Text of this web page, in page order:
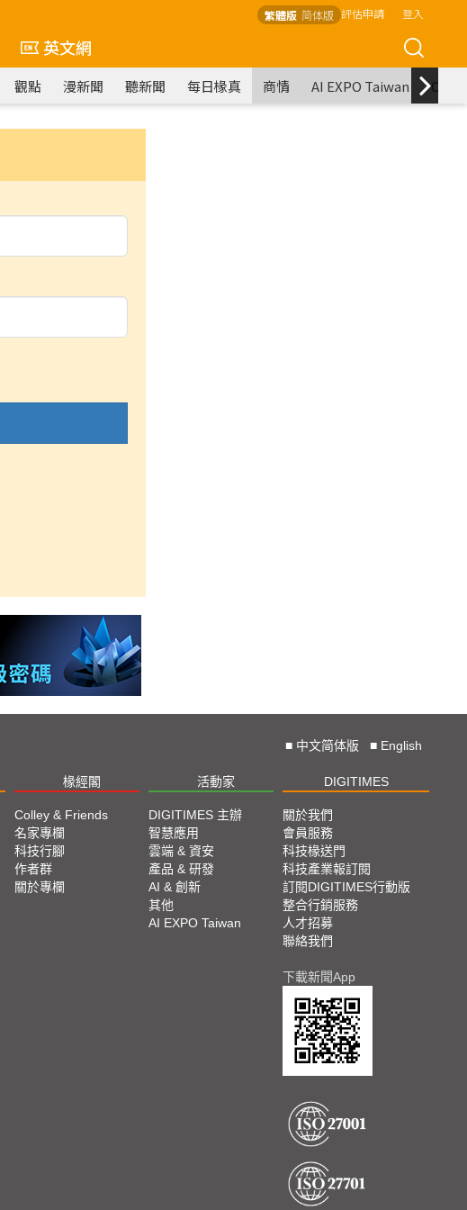
繁體版 简体版 評估申請 登入
英文網
觀點 漫新聞 聽新聞 每日椽真 商情 AI EXPO Taiwan
■ 中文简体版 ■ English
椽經閣 活動家 DIGITIMES
Colley & Friends
名家專欄
科技行腳
作者群
關於專欄
DIGITIMES 主辦
智慧應用
雲端 & 資安
產品 & 研發
AI & 創新
其他
AI EXPO Taiwan
關於我們
會員服務
科技椽送門
科技產業報訂閱
訂閱DIGITIMES行動版
整合行銷服務
人才招募
聯絡我們
下載新聞App